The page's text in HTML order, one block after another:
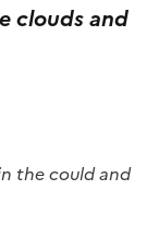
clouds and
the could and